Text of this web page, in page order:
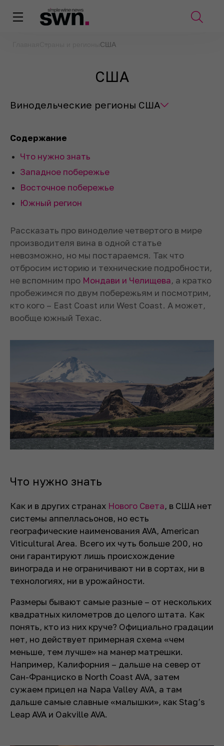
США
США
Содержание
Что нужно знать
Западное побережье
Восточное побережье
Южный регион
Рассказать про виноделие четвертого в мире
производителя вина в одной статье
невозможно, но мы постараемся. Так что
отбросим историю и технические подробности,
не вспомним про Мондави и Челищева, а кратко
пробежимся по двум побережьям и посмотрим,
кто кого – East Coast или West Coast. А может,
вообще южный Техас.
Что нужно знать
Как и в других странах Нового Света, в США нет
системы аппелласьонов, но есть
географические наименования AVA, American
Viticultural Area. Всего их чуть больше 200, но
они гарантируют лишь происхождение
винограда и не ограничивают ни в сортах, ни в
технологиях, ни в урожайности.
Размеры бывают самые разные – от нескольких
квадратных километров до целого штата. Как
понять, кто из них круче? Официально градации
нет, но действует примерная схема «чем
меньше, тем лучше» на манер матрешки.
Например, Калифорния – дальше на север от
Сан-Франциско в North Coast AVA, затем
сужаем прицел на Napa Valley AVA, а там
дальше самые славные «малышки», как Stag’s
Leap AVA и Oakville AVA.
Винодельческие регионы США